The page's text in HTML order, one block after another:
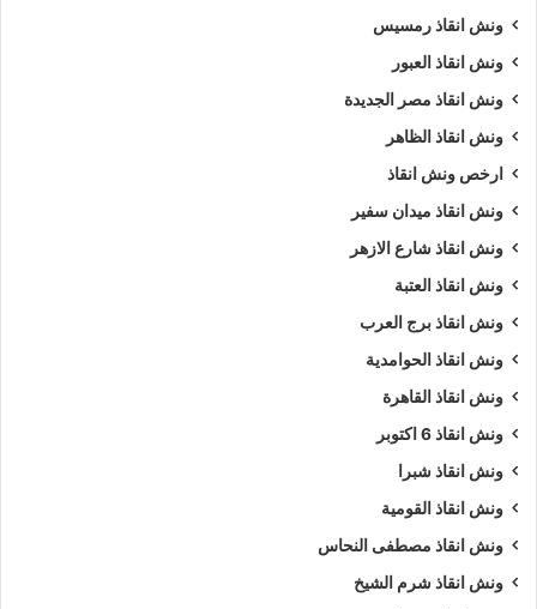
ونش انقاذ رمسيس
ونش انقاذ العبور
ونش انقاذ مصر الجديدة
ونش انقاذ الظاهر
ارخص ونش انقاذ
ونش انقاذ ميدان سفير
ونش انقاذ شارع الازهر
ونش انقاذ العتبة
ونش انقاذ برج العرب
ونش انقاذ الحوامدية
ونش انقاذ القاهرة
ونش انقاذ 6 اكتوبر
ونش انقاذ شبرا
ونش انقاذ القومية
ونش انقاذ مصطفى النحاس
ونش انقاذ شرم الشيخ